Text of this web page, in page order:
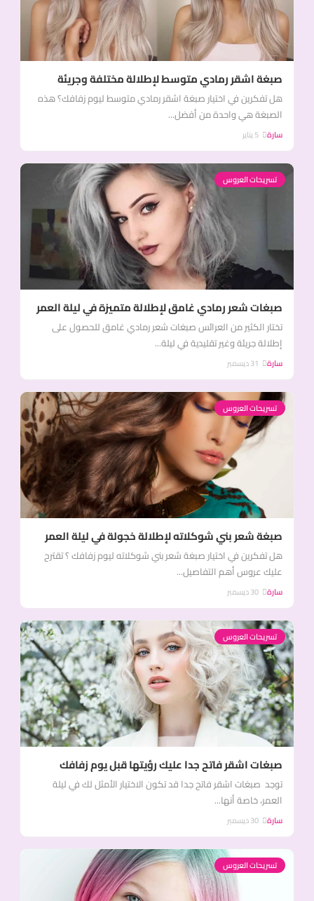
صبغة اشقر رمادي متوسط لإطلالة مختلفة وجريئة
هل تفكرين في اختيار صبغة اشقر رمادي متوسط ليوم زفافك؟ هذه
الصبغة هي واحدة من أفضل...
سارة
تسريحات العروس
صبغات شعر رمادي غامق لإطلالة متميزة في ليلة العمر
تختار الكثير من العرائس صبغات شعر رمادي غامق للحصول على
إطلالة جريئة وغير تقليدية في ليلة...
سارة
تسريحات العروس
صبغة شعر بني شوكلاته لإطلالة خجولة في ليلة العمر
هل تفكرين في اختيار صبغة شعر بني شوكلاته ليوم زفافك ؟ تقترح
عليك عروس أهم التفاصيل...
سارة
تسريحات العروس
صبغات اشقر فاتح جدا عليك رؤيتها قبل يوم زفافك
توجد صبغات اشقر فاتح جدا قد تكون الاختيار الأمثل لك في ليلة
العمر، خاصة أنها...
سارة
تسريحات العروس